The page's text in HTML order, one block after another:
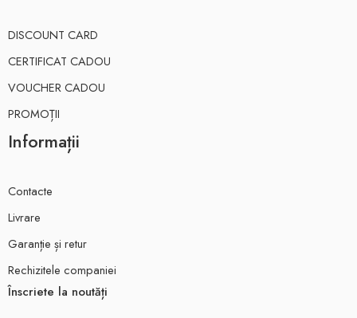
DISCOUNT CARD
CERTIFICAT CADOU
VOUCHER CADOU
PROMOȚII
Informații
Contacte
Livrare
Garanție și retur
Rechizitele companiei
Înscriete la noutăți